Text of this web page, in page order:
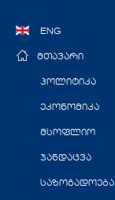
ENG
მთავარი
პოლიტიკა
ეკონომიკა
მსოფლიო
ჯანდაცვა
საზოგადოება